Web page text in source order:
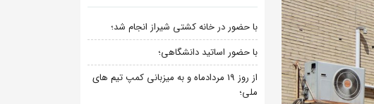
با حضور در خانه کشتی شیراز انجام شد؛
با حضور اساتید دانشگاهی؛
از روز 19 مردادماه و به میزبانی کمپ تیم های
ملی؛